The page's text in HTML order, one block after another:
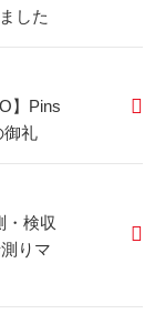
した
】Pins
御礼
・検収
りマ